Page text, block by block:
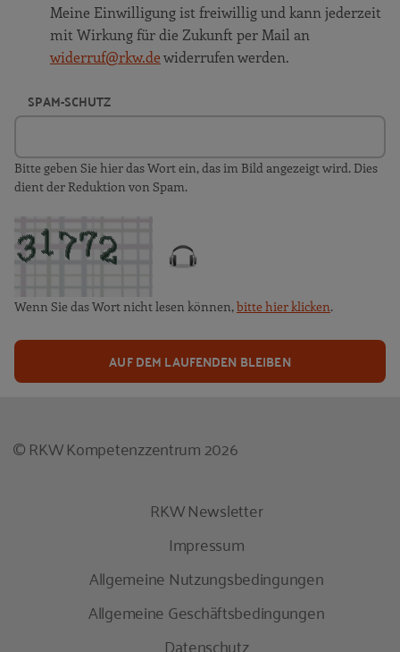
Meine Einwilligung ist freiwillig und kann jederzeit
mit Wirkung für die Zukunft per Mail an
widerruf@rkw.dewiderrufen werden.
SPAM-SCHUTZ
Bitte geben Sie hier das Wort ein, das im Bild angezeigt wird. Dies
dient der Reduktion von Spam.
Wenn Sie das Wort nicht lesen können, bitte hier klicken.
AUF DEM LAUFENDEN BLEIBEN
© RKW Kompetenzzentrum 2026
RKW Newsletter
Impressum
Allgemeine Nutzungsbedingungen
Allgemeine Geschäftsbedingungen
Datenschutz